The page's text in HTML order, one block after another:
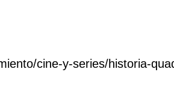
cine-y-series/historia-